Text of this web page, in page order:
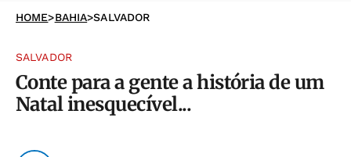
HOME>BAHIA>SALVADOR
SALVADOR
Conte para a gente a história de um
Natal inesquecível...